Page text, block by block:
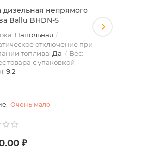
дизельная непрямого
Ballu BHDN-5
Напольная
отключение при
топлива: Да
Вес:
товара с упаковкой
9.2
Очень мало
₽